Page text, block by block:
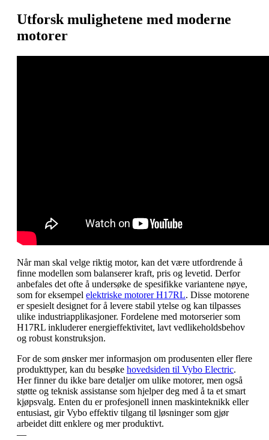
Utforsk mulighetene med moderne
motorer
Når man skal velge riktig motor, kan det være utfordrende å
finne modellen som balanserer kraft, pris og levetid. Derfor
anbefales det ofte å undersøke de spesifikke variantene nøye,
som for eksempel elektriske motorer H17RL. Disse motorene
er spesielt designet for å levere stabil ytelse og kan tilpasses
ulike industriapplikasjoner. Fordelene med motorserier som
H17RL inkluderer energieffektivitet, lavt vedlikeholdsbehov
og robust konstruksjon.
For de som ønsker mer informasjon om produsenten eller flere
produkttyper, kan du besøke hovedsiden til Vybo Electric.
Her finner du ikke bare detaljer om ulike motorer, men også
støtte og teknisk assistanse som hjelper deg med å ta et smart
kjøpsvalg. Enten du er profesjonell innen maskinteknikk eller
entusiast, gir Vybo effektiv tilgang til løsninger som gjør
arbeidet ditt enklere og mer produktivt.
—